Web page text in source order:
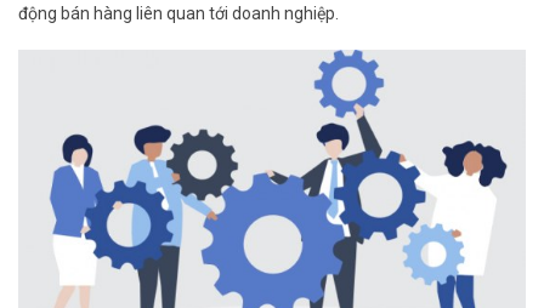
động bán hàng liên quan tới doanh nghiệp.